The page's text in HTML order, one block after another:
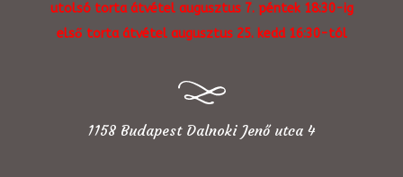
utolsó torta átvétel augusztus 7. péntek 18:30-ig
első torta átvétel augusztus 25. kedd 16:30-tól
1158 Budapest Dalnoki Jenő utca 4